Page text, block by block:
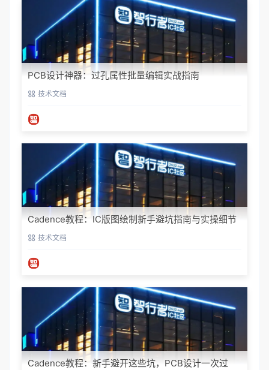
PCB设计神器：过孔属性批量编辑实战指南
技术文档
Cadence教程：IC版图绘制新手避坑指南与实操细节
技术文档
Cadence教程：新手避开这些坑，PCB设计一次过